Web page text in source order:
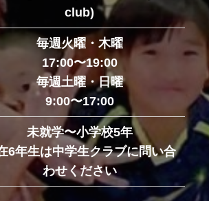
club)
毎週火曜・木曜
17:00〜19:00
毎週土曜・日曜
9:00〜17:00
未就学〜小学校5年
6年生は中学生クラブに問い合
わせください